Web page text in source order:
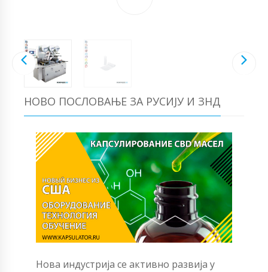
НОВО ПОСЛОВАЊЕ ЗА РУСИЈУ И ЗНД
Нова индустрија се активно развија у